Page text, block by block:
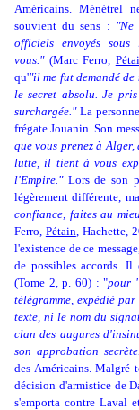
Américains. Ménétrel
souvient du sens : "Ne
officiels envoyés
vous."(Marc Ferro,
qu'"il me fut demandé
le secret absolu. Je
surchargée."La
frégate Jouanin. Son
que vous prenez à
lutte, il tient à vous
l'Empire."Lors de son
légèrement différente,
confiance, faites au
Ferro, Pétain , Hachette,
l'existence de ce
de possibles accords. Il
(Tome 2, p. 60) : "pour
télégramme, expédié
texte, ni le nom du
clan des augures
son approbation secrète
des Américains. Malgré
décision d'armistice de
s'emporta contre Laval